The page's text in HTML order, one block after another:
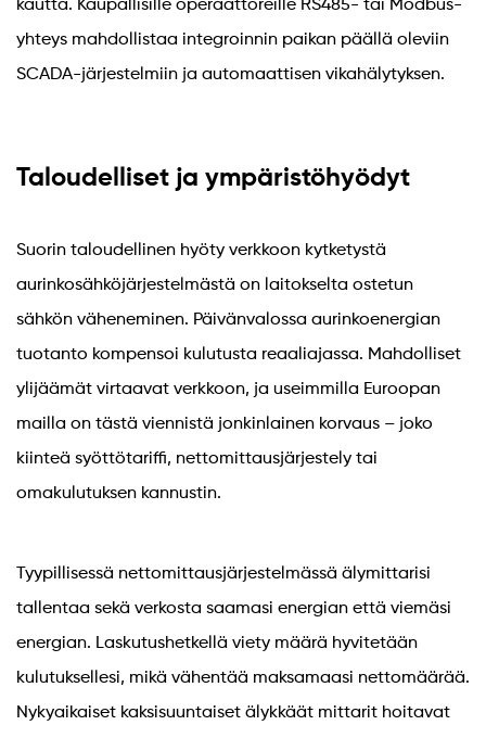
kautta. Kaupallisille operaattoreille RS485- tai Modbus-
yhteys mahdollistaa integroinnin paikan päällä oleviin
SCADA-järjestelmiin ja automaattisen vikahälytyksen.
Taloudelliset ja ympäristöhyödyt
Suorin taloudellinen hyöty verkkoon kytketystä
aurinkosähköjärjestelmästä on laitokselta ostetun
sähkön väheneminen. Päivänvalossa aurinkoenergian
tuotanto kompensoi kulutusta reaaliajassa. Mahdolliset
ylijäämät virtaavat verkkoon, ja useimmilla Euroopan
mailla on tästä viennistä jonkinlainen korvaus – joko
kiinteä syöttötariffi, nettomittausjärjestely tai
omakulutuksen kannustin.
Tyypillisessä nettomittausjärjestelmässä älymittarisi
tallentaa sekä verkosta saamasi energian että viemäsi
energian. Laskutushetkellä viety määrä hyvitetään
kulutuksellesi, mikä vähentää maksamaasi nettomäärää.
Nykyaikaiset kaksisuuntaiset älykkäät mittarit hoitavat